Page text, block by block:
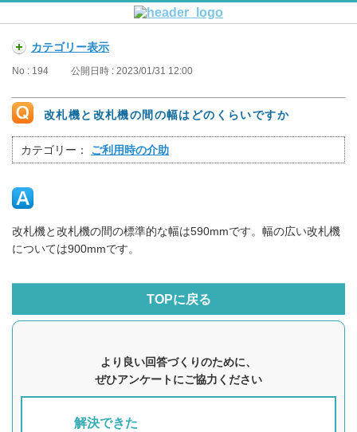
カテゴリー表示
No : 194 公開日時 : 2023/01/31 12:00
改札機と改札機の間の幅はどのくらいですか
カテゴリー： ご利用時の介助
改札機と改札機の間の標準的な幅は590mmです。幅の広い改札機
については900mmです。
TOPに戻る
より良い回答づくりのために、
ぜひアンケートにご協力ください
解決できた